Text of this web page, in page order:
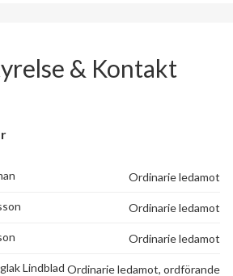
& Kontakt
Ordinarie ledamot
Ordinarie ledamot
Ordinarie ledamot
Lindblad Ordinarie ledamot, ordförande